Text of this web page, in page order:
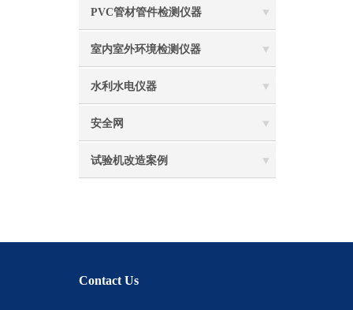
PVC管材管件检测仪器
室内室外环境检测仪器
水利水电仪器
安全网
试验机改造案例
Contact Us